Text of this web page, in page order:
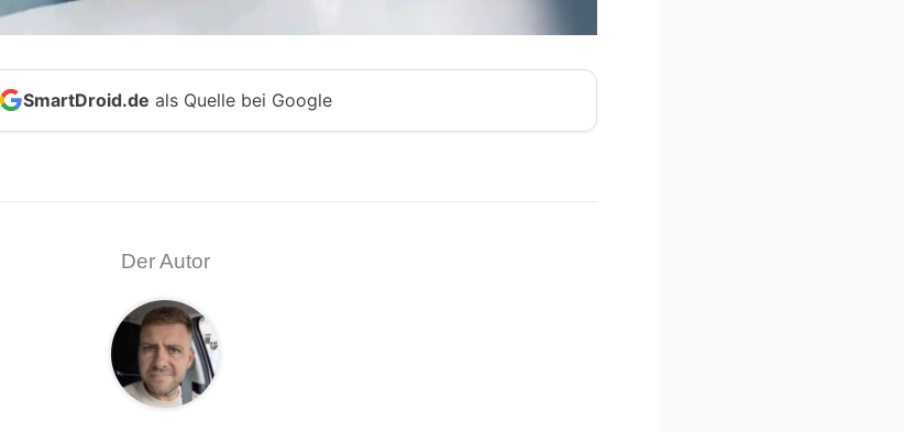
SmartDroid.de als Quelle bei Google
Der Autor